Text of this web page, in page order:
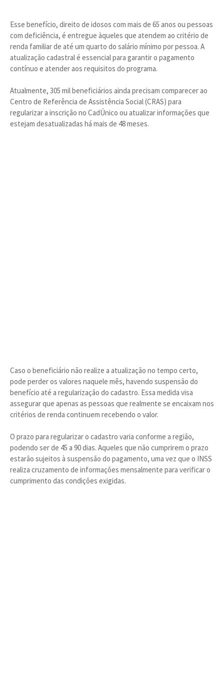
Esse benefício, direito de idosos com mais de 65 anos ou pessoas
com deficiência, é entregue àqueles que atendem ao critério de
renda familiar de até um quarto do salário mínimo por pessoa. A
atualização cadastral é essencial para garantir o pagamento
contínuo e atender aos requisitos do programa.
Atualmente, 305 mil beneficiários ainda precisam comparecer ao
Centro de Referência de Assistência Social (CRAS) para
regularizar a inscrição no CadÚnico ou atualizar informações que
estejam desatualizadas há mais de 48 meses.
Caso o beneficiário não realize a atualização no tempo certo,
pode perder os valores naquele mês, havendo suspensão do
benefício até a regularização do cadastro. Essa medida visa
assegurar que apenas as pessoas que realmente se encaixam nos
critérios de renda continuem recebendo o valor.
O prazo para regularizar o cadastro varia conforme a região,
podendo ser de 45 a 90 dias. Aqueles que não cumprirem o prazo
estarão sujeitos à suspensão do pagamento, uma vez que o INSS
realiza cruzamento de informações mensalmente para verificar o
cumprimento das condições exigidas.